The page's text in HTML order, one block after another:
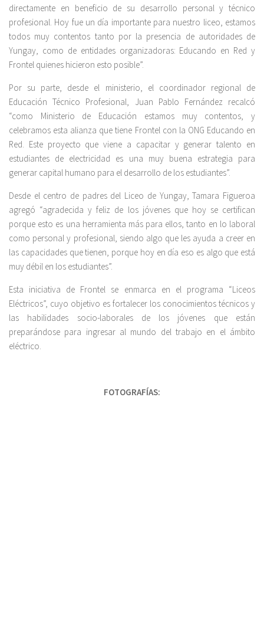
directamente en beneficio de su desarrollo personal y técnico
profesional. Hoy fue un día importante para nuestro liceo, estamos
todos muy contentos tanto por la presencia de autoridades de
Yungay, como de entidades organizadoras: Educando en Red y
Frontel quienes hicieron esto posible”.
Por su parte, desde el ministerio, el coordinador regional de
Educación Técnico Profesional, Juan Pablo Fernández recalcó
“como Ministerio de Educación estamos muy contentos, y
celebramos esta alianza que tiene Frontel con la ONG Educando en
Red. Este proyecto que viene a capacitar y generar talento en
estudiantes de electricidad es una muy buena estrategia para
generar capital humano para el desarrollo de los estudiantes”.
Desde el centro de padres del Liceo de Yungay, Tamara Figueroa
agregó “agradecida y feliz de los jóvenes que hoy se certifican
porque esto es una herramienta más para ellos, tanto en lo laboral
como personal y profesional, siendo algo que les ayuda a creer en
las capacidades que tienen, porque hoy en día eso es algo que está
muy débil en los estudiantes”.
Esta iniciativa de Frontel se enmarca en el programa “Liceos
Eléctricos”, cuyo objetivo es fortalecer los conocimientos técnicos y
las habilidades socio-laborales de los jóvenes que están
preparándose para ingresar al mundo del trabajo en el ámbito
eléctrico.
FOTOGRAFÍAS: